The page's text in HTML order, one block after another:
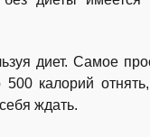
диет. Самое
500 калорий
ждать.